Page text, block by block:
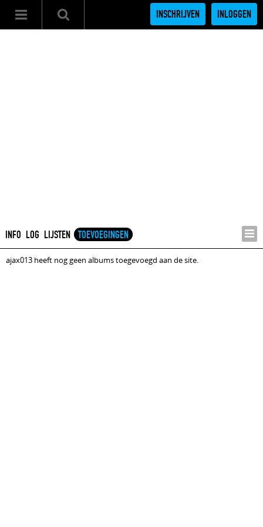
INSCHRIJVEN INLOGGEN
INFO LOG LIJSTEN TOEVOEGINGEN
ajax013 heeft nog geen albums toegevoegd aan de site.